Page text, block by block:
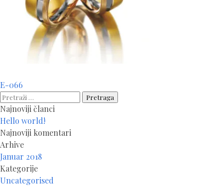
Navigacija
članaka
E-066
Pretraga:
Najnoviji članci
Hello world!
Najnoviji komentari
Arhive
Januar 2018
Kategorije
Uncategorised